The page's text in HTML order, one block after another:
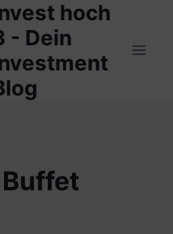
hoch
- Dein